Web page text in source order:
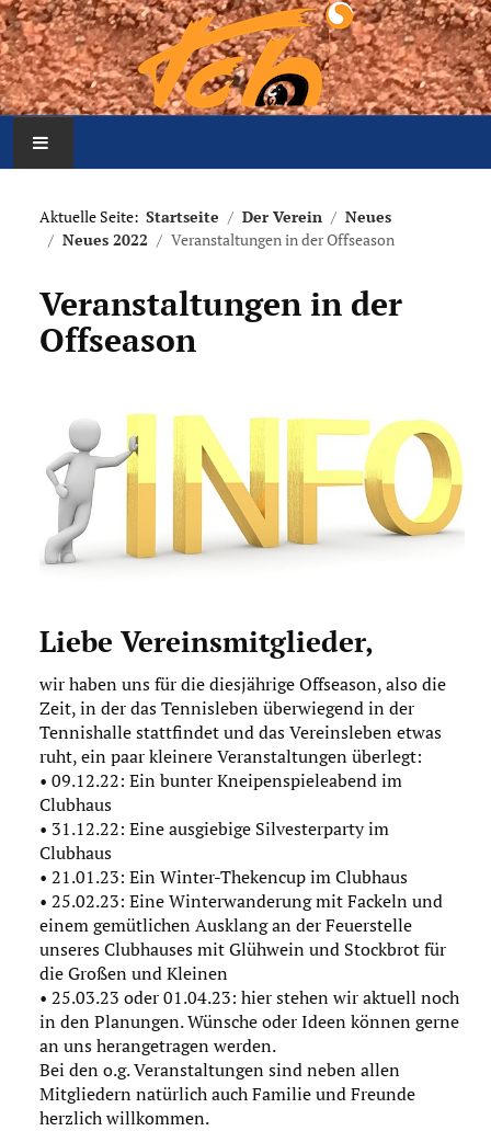
Aktuelles
Mannschaften
Der Verein
Platzbelegung
Meldung Arbeitseinsatz
Download
Datenschutz
Aktuelle Seite: Startseite Der Verein
Neues
Neues 2022
Veranstaltungen in der Offseason
Veranstaltungen in der
Offseason
Liebe Vereinsmitglieder,
wir haben uns für die diesjährige Offseason, also die
Zeit, in der das Tennisleben überwiegend in der
Tennishalle stattfindet und das Vereinsleben etwas
ruht, ein paar kleinere Veranstaltungen überlegt:
• 09.12.22: Ein bunter Kneipenspieleabend im
Clubhaus
• 31.12.22: Eine ausgiebige Silvesterparty im
Clubhaus
• 21.01.23: Ein Winter-Thekencup im Clubhaus
• 25.02.23: Eine Winterwanderung mit Fackeln und
einem gemütlichen Ausklang an der Feuerstelle
unseres Clubhauses mit Glühwein und Stockbrot für
die Großen und Kleinen
• 25.03.23 oder 01.04.23: hier stehen wir aktuell noch
in den Planungen. Wünsche oder Ideen können gerne
an uns herangetragen werden.
Bei den o.g. Veranstaltungen sind neben allen
Mitgliedern natürlich auch Familie und Freunde
herzlich willkommen.